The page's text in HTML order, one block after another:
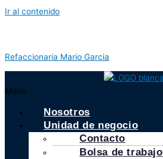
Ir al contenido
Refaccionaria Mario Garcia
Menú
Nosotros
Unidad de negocio
Contacto
Bolsa de trabajo